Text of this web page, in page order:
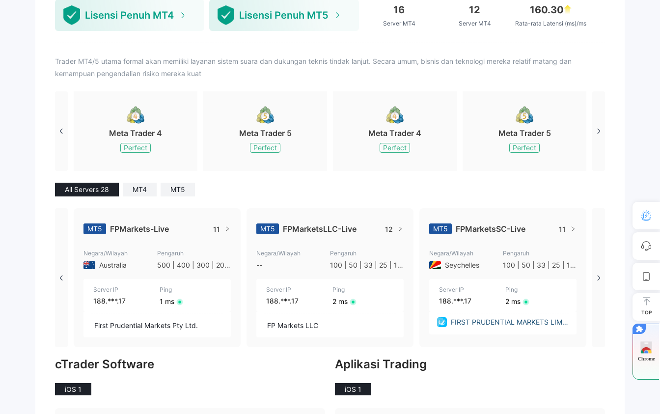
Lisensi Penuh MT4 Lisensi Penuh MT5 16
Server MT4
12
Server MT4
160.30
Rata-rata Latensi (ms)/ms
Trader MT4/5 utama formal akan memiliki layanan sistem suara dan dukungan teknis tindak lanjut. Secara umum, bisnis dan teknologi mereka relatif matang dan
kemampuan pengendalian risiko mereka kuat
Meta Trader 4
Perfect
Meta Trader 5
Perfect
Meta Trader 4
Perfect
Meta Trader 5
Perfect
All Servers 28 MT4 MT5
MT5 FPMarkets-Live 11
Negara/Wilayah
Australia
Pengaruh
500 | 400 | 300 | 200
Server IP
188.***.17
Ping
1 ms
First Prudential Markets Pty Ltd.
MT5 FPMarketsLLC-Live 12
Negara/Wilayah
--
Pengaruh
100 | 50 | 33 | 25 | 10
Server IP
188.***.17
Ping
2 ms
FP Markets LLC
MT5 FPMarketsSC-Live 11
Negara/Wilayah
Seychelles
Pengaruh
100 | 50 | 33 | 25 | 10
Server IP
188.***.17
Ping
2 ms
FIRST PRUDENTIAL MARKETS LIMI
Negara/Wilayah
188.***.17
FIRST
(Cyprus)
cTrader Software
iOS 1
Aplikasi Trading
iOS 1
TOP
Chrome